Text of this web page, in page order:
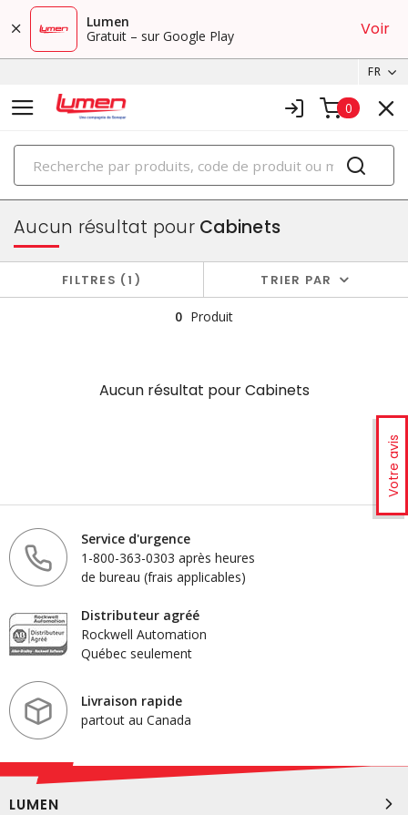
Lumen
Gratuit – sur Google Play
Voir
FR
0
PRODUITS
boîtiers et cabinets
Votre avis
Aucun résultat pourCabinets
FILTRES 1 TRIER PAR
0 Produit
Aucun résultat pourCabinets
Service d'urgence
1-800-363-0303 après heures
de bureau (frais applicables)
Distributeur agréé
Rockwell Automation
Québec seulement
Livraison rapide
partout au Canada
LUMEN